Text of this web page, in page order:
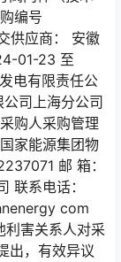
编号
供应商： 安徽
01-23 至
电有限责任公
司上海分公司
购人采购管理
家能源集团物
邮 箱：
联系电话：
com
害关系人对采
出，有效异议